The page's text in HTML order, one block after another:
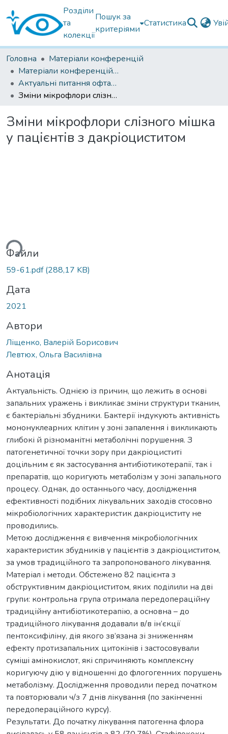
Розділи
та
колекції
Пошук за
критеріями
Статистика
Головна
Матеріали конференцій
Матеріали конференцій Інституту Філатова
Актуальні питання офтальмології 2021
Зміни мікрофлори слізного мішка у пацієнтів з дакріоциститом
Зміни мікрофлори слізного мішка
у пацієнтів з дакріоциститом
Файли
59-61.pdf(288,17 KB)
Дата
2021
Автори
Ліщенко, Валерій Борисович
Левтюх, Ольга Василівна
Анотація
Актуальність. Однією із причин, що лежить в основі
запальних уражень і викликає зміни структури тканин,
є бактеріальні збудники. Бактерії індукують активність
мононуклеарних клітин у зоні запалення і викликають
глибокі й різноманітні метаболічні порушення. З
патогенетичної точки зору при дакріоциститі
доцільним є як застосування антибіотикотерапії, так і
препаратів, що коригують метаболізм у зоні запального
процесу. Однак, до останнього часу, дослідження
ефективності подібних лікувальних заходів стосовно
мікробіологічних характеристик дакріоциститу не
проводились.
Метою дослідження є вивчення мікробіологічних
характеристик збудників у пацієнтів з дакріоциститом,
за умов традиційного та запропонованого лікування.
Матеріал і методи. Обстежено 82 пацієнта з
обструктивним дакріоциститом, яких поділили на дві
групи: контрольна група отримала передопераційну
традиційну антибіотикотерапію, а основна – до
традиційного лікування додавали в/в ін’єкції
пентоксифіліну, дія якого зв’язана зі зниженням
ефекту протизапальних цитокінів і застосовували
суміші амінокислот, які спричиняють комплексну
коригуючу дію у відношенні до флогогенних порушень
метаболізму. Дослідження проводили перед початком
та повторювали ч/з 7 днів лікування (по закінченні
передопераційного курсу).
Результати. До початку лікування патогенна флора